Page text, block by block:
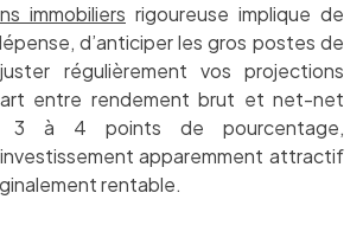
immobiliers rigoureuse implique de
d’anticiper les gros postes de
régulièrement vos projections
entre rendement brut et net-net
3 à 4 points de pourcentage,
apparemment attractif
rentable.